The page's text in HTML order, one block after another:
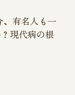
、有名人も一
現代病の根